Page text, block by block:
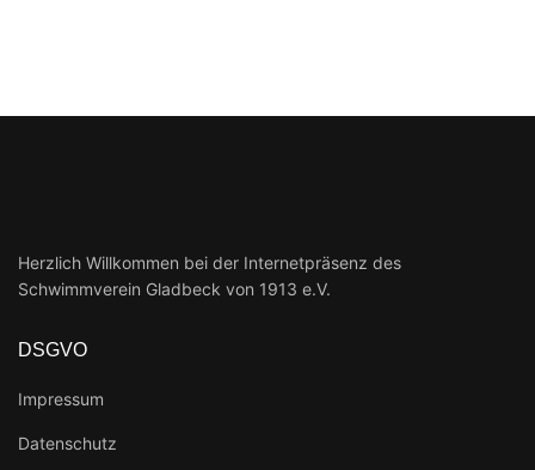
Herzlich Willkommen bei der Internetpräsenz des
Schwimmverein Gladbeck von 1913 e.V.
DSGVO
Impressum
Datenschutz